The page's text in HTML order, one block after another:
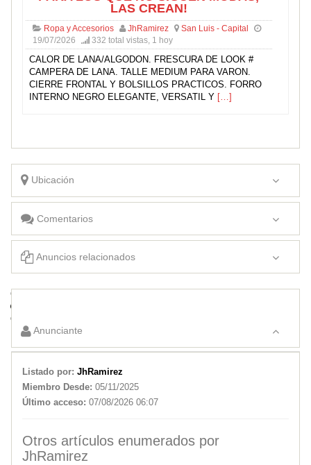
LAS CREAN!
Ropa y Accesorios JhRamirez
San Luis - Capital
19/07/2026
332 total vistas, 1 hoy
CALOR DE LANA/ALGODON. FRESCURA DE LOOK #
CAMPERA DE LANA. TALLE MEDIUM PARA VARON.
CIERRE FRONTAL Y BOLSILLOS PRACTICOS. FORRO
INTERNO NEGRO ELEGANTE, VERSATIL Y […]
Ubicación
Comentarios
Anuncios relacionados
CAMISAS A MEDIDA
ONDA.
Anunciante
Listado por: JhRamirez
Miembro Desde: 05/11/2025
Último acceso: 07/08/2026 06:07
Otros artículos enumerados por
JhRamirez